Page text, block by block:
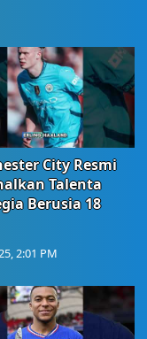
City Resmi
Talenta
Berusia 18
2:01 PM